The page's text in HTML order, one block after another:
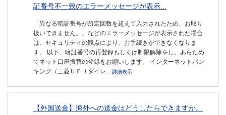
証番号不一致のエラーメッセージが表示...
「異なる暗証番号が所定回数を超えて入力されたため、お取り
扱いできません。」などのエラーメッセージが表示された場合
は、セキュリティの観点により、お手続きができなくなりま
す。 以下、暗証番号の再登録もしくは制限解除をし、あらため
てネット口座振替の登録をお願いします。 インターネットバン
キング（三菱ＵＦＪダイレ... 詳細表示
【外国送金】海外への送金はどうしたらできますか。